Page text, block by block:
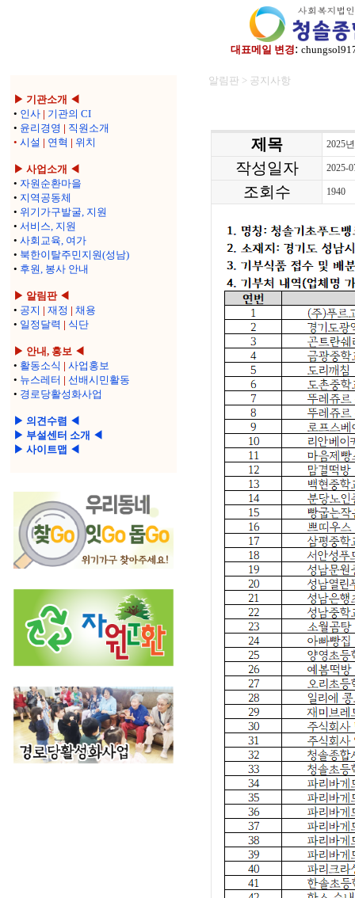
대표메일 변경:
▶ 기관소개 ◀
• 인사 | 기관의 CI
• 윤리경영 | 직원소개
• 시설 | 연혁 | 위치
▶ 사업소개 ◀
• 자원순환마을
• 지역공동체
• 위기가구발굴, 지원
• 서비스, 지원
• 사회교육, 여가
• 북한이탈주민지원(성남)
• 후원, 봉사 안내
▶ 알림판 ◀
• 공지 | 재정 | 채용
• 일정달력 | 식단
▶ 안내, 홍보 ◀
• 활동소식 | 사업홍보
• 뉴스레터 | 선배시민활동
• 경로당활성화사업
▶ 의견수렴 ◀
▶ 부설센터 소개 ◀
▶ 사이트맵 ◀
알림판 > 공지사항
제목 2025
작성일자 2025-
조회수 1940